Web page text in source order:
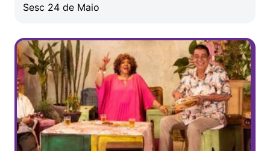
Sesc 24 de Maio